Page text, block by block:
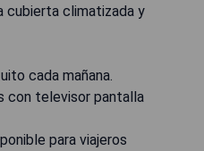
cubierta climatizada y
cada mañana.
con televisor pantalla
para viajeros